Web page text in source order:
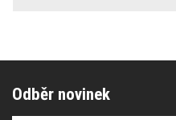
Odběr novinek